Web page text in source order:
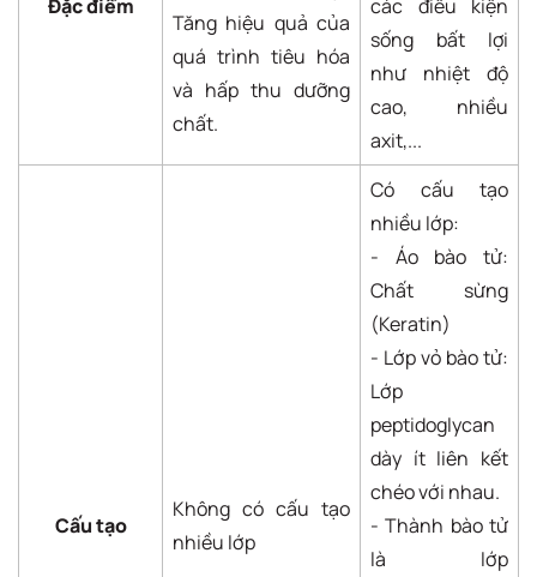
Đặc điểm
Tăng hiệu quả của
quá trình tiêu hóa
và hấp thu dưỡng
chất.
các điều kiện
sống bất lợi
như nhiệt độ
cao, nhiều
axit,...
Cấu tạo
Không có cấu tạo
nhiều lớp
Có cấu tạo
nhiều lớp:
- Áo bào tử:
Chất sừng
(Keratin)
- Lớp vỏ bào tử:
Lớp
peptidoglycan
dày ít liên kết
chéo với nhau.
- Thành bào tử
là lớp